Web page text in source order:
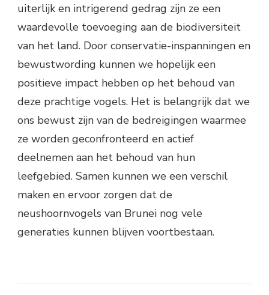
uiterlijk en intrigerend gedrag zijn ze een
waardevolle toevoeging aan de biodiversiteit
van het land. Door conservatie-inspanningen en
bewustwording kunnen we hopelijk een
positieve impact hebben op het behoud van
deze prachtige vogels. Het is belangrijk dat we
ons bewust zijn van de bedreigingen waarmee
ze worden geconfronteerd en actief
deelnemen aan het behoud van hun
leefgebied. Samen kunnen we een verschil
maken en ervoor zorgen dat de
neushoornvogels van Brunei nog vele
generaties kunnen blijven voortbestaan.